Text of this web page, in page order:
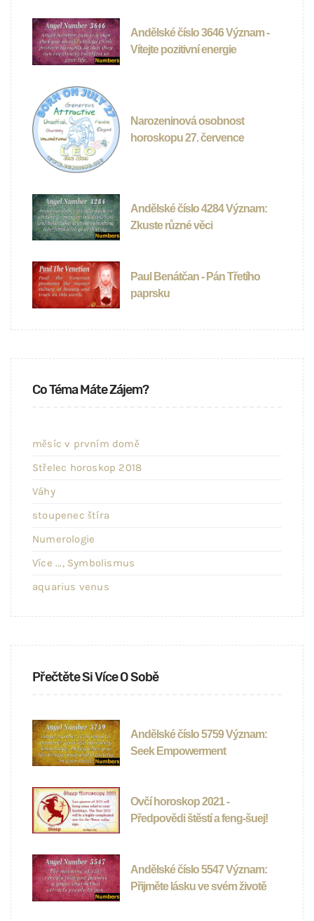
Andělské číslo 3646 Význam -
Vítejte pozitivní energie
Narozeninová osobnost
horoskopu 27. července
Andělské číslo 4284 Význam:
Zkuste různé věci
Paul Benátčan - Pán Třetího
paprsku
Co Téma Máte Zájem?
měsíc v prvním domě
Střelec horoskop 2018
Váhy
stoupenec štíra
Numerologie
Více ..., Symbolismus
aquarius venus
Přečtěte Si Více O Sobě
Andělské číslo 5759 Význam:
Seek Empowerment
Ovčí horoskop 2021 -
Předpovědi štěstí a feng-šuej!
Andělské číslo 5547 Význam:
Přijměte lásku ve svém životě